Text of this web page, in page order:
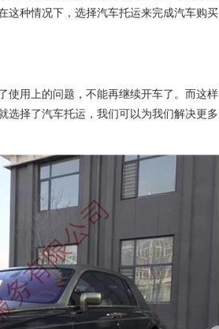
这种情况下，选择汽车托运来完成汽车购买
使用上的问题，不能再继续开车了。而这样
选择了汽车托运，我们可以为我们解决更多